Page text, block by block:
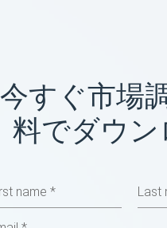
今すぐ市場
料でダウン